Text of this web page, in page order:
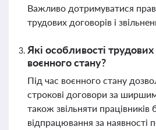
Важливо дотримуватися
трудових договорів і
Які особливості трудових
воєнного стану?
Під час воєнного стану
строкові договори за
також звільняти
відпрацювання за наявності